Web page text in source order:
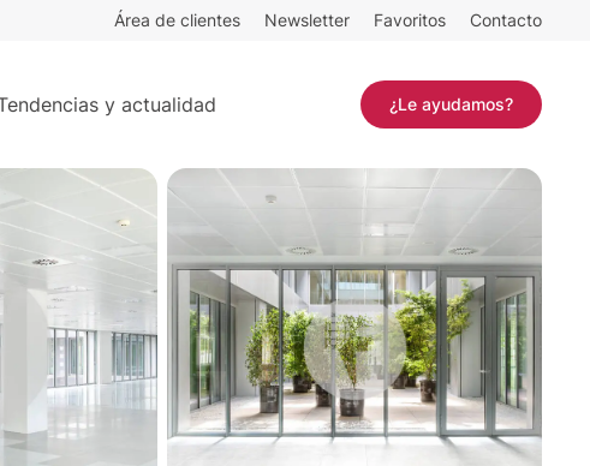
Área de clientes Newsletter Favoritos Contacto
y actualidad ¿Le ayudamos?